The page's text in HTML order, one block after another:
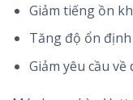
Giảm tiếng ồn
Tăng độ ổn
Giảm yêu cầu